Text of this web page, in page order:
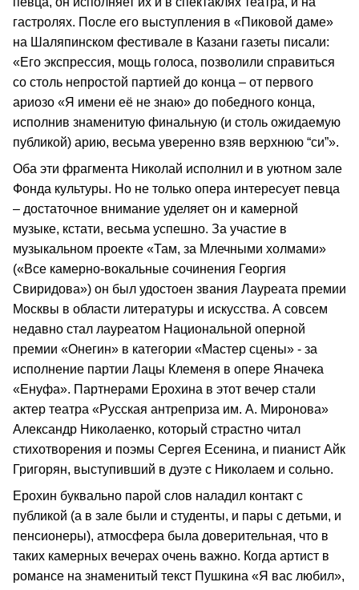
гастролях. После его выступления в «Пиковой даме»
на Шаляпинском фестивале в Казани газеты писали:
«Его экспрессия, мощь голоса, позволили справиться
со столь непростой партией до конца – от первого
ариозо «Я имени её не знаю» до победного конца,
исполнив знаменитую финальную (и столь ожидаемую
публикой) арию, весьма уверенно взяв верхнюю “си”».
Оба эти фрагмента Николай исполнил и в уютном зале
Фонда культуры. Но не только опера интересует певца
– достаточное внимание уделяет он и камерной
музыке, кстати, весьма успешно. За участие в
музыкальном проекте «Там, за Млечными холмами»
(«Все камерно-вокальные сочинения Георгия
Свиридова») он был удостоен звания Лауреата премии
Москвы в области литературы и искусства. А совсем
недавно стал лауреатом Национальной оперной
премии «Онегин» в категории «Мастер сцены» - за
исполнение партии Лацы Клеменя в опере Яначека
«Енуфа». Партнерами Ерохина в этот вечер стали
актер театра «Русская антреприза им. А. Миронова»
Александр Николаенко, который страстно читал
стихотворения и поэмы Сергея Есенина, и пианист Айк
Григорян, выступивший в дуэте с Николаем и сольно.
Ерохин буквально парой слов наладил контакт с
публикой (а в зале были и студенты, и пары с детьми, и
пенсионеры), атмосфера была доверительная, что в
таких камерных вечерах очень важно. Когда артист в
романсе на знаменитый текст Пушкина «Я вас любил»,